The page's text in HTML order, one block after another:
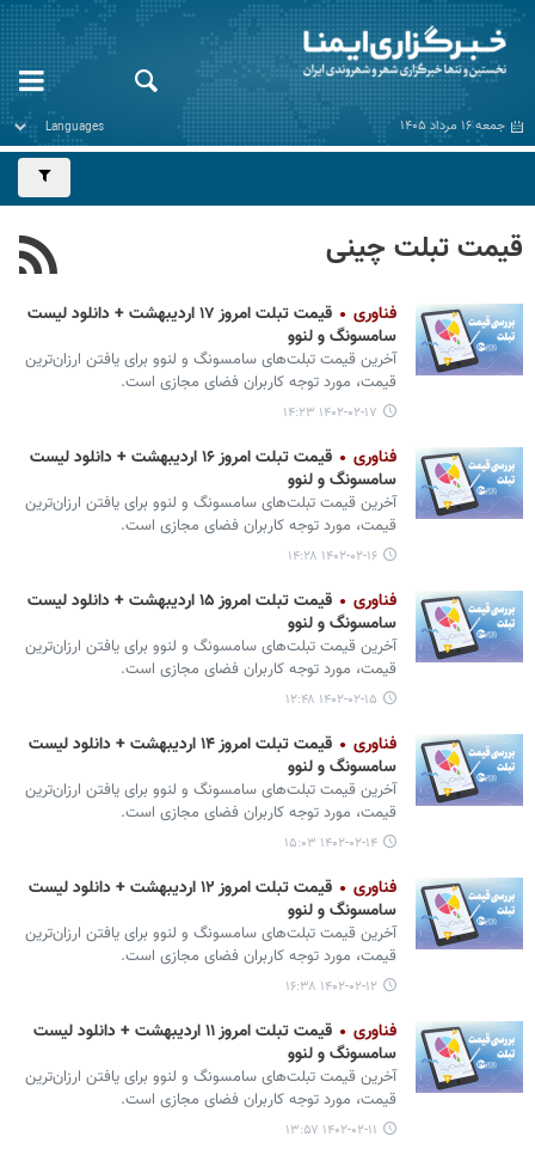
جمعه ۱۶ مرداد ۱۴۰۵
قیمت تبلت چینی
فناوری
قیمت تبلت امروز ۱۷ اردیبهشت + دانلود لیست
سامسونگ و لنوو
آخرین قیمت تبلت‌های سامسونگ و لنوو برای یافتن ارزان‌ترین
قیمت، مورد توجه کاربران فضای مجازی است.
۱۴۰۲-۰۲-۱۷ ۱۴:۲۳
فناوری
قیمت تبلت امروز ۱۶ اردیبهشت + دانلود لیست
سامسونگ و لنوو
آخرین قیمت تبلت‌های سامسونگ و لنوو برای یافتن ارزان‌ترین
قیمت، مورد توجه کاربران فضای مجازی است.
۱۴۰۲-۰۲-۱۶ ۱۴:۲۸
فناوری
قیمت تبلت امروز ۱۵ اردیبهشت + دانلود لیست
سامسونگ و لنوو
آخرین قیمت تبلت‌های سامسونگ و لنوو برای یافتن ارزان‌ترین
قیمت، مورد توجه کاربران فضای مجازی است.
۱۴۰۲-۰۲-۱۵ ۱۲:۴۸
فناوری
قیمت تبلت امروز ۱۴ اردیبهشت + دانلود لیست
سامسونگ و لنوو
آخرین قیمت تبلت‌های سامسونگ و لنوو برای یافتن ارزان‌ترین
قیمت، مورد توجه کاربران فضای مجازی است.
۱۴۰۲-۰۲-۱۴ ۱۵:۰۳
فناوری
قیمت تبلت امروز ۱۲ اردیبهشت + دانلود لیست
سامسونگ و لنوو
آخرین قیمت تبلت‌های سامسونگ و لنوو برای یافتن ارزان‌ترین
قیمت، مورد توجه کاربران فضای مجازی است.
۱۴۰۲-۰۲-۱۲ ۱۶:۳۸
فناوری
قیمت تبلت امروز ۱۱ اردیبهشت + دانلود لیست
سامسونگ و لنوو
آخرین قیمت تبلت‌های سامسونگ و لنوو برای یافتن ارزان‌ترین
قیمت، مورد توجه کاربران فضای مجازی است.
۱۴۰۲-۰۲-۱۱ ۱۳:۵۷